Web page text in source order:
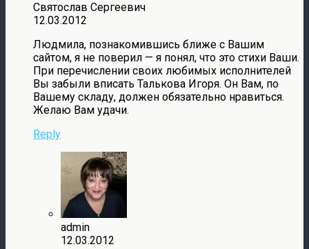
Святослав Сергеевич
12.03.2012
Людмила, познакомившись ближе с Вашим
сайтом, я не поверил — я понял, что это стихи Ваши.
При перечислении своих любимых исполнителей
Вы забыли вписать Талькова Игоря. Он Вам, по
Вашему складу, должен обязательно нравиться.
Желаю Вам удачи.
Reply
admin
12.03.2012